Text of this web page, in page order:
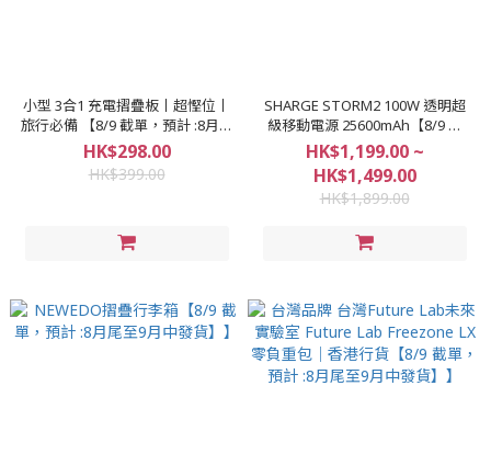
小型 3合1 充電摺疊板丨超慳位丨
旅行必備 【8/9 截單，預計 :8月尾
至9月中發貨】】
HK$298.00
HK$399.00
SHARGE STORM2 100W 透明超
級移動電源 25600mAh【8/9 截
單，預計 :8月尾至9月中發貨】】
HK$1,199.00 ~
HK$1,499.00
HK$1,899.00